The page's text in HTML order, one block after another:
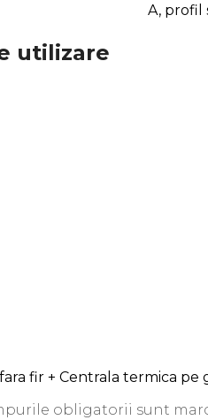
A, profil
utilizare
fir + Centrala termica pe
obligatorii sunt